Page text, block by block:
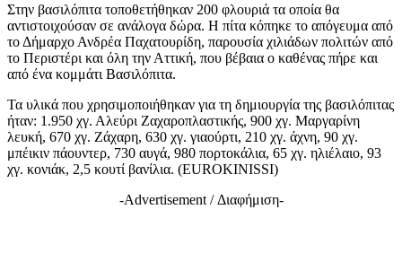
Στην βασιλόπιτα τοποθετήθηκαν 200 φλουριά τα οποία θα
αντιστοιχούσαν σε ανάλογα δώρα. Η πίτα κόπηκε το απόγευμα από
το Δήμαρχο Ανδρέα Παχατουρίδη, παρουσία χιλιάδων πολιτών από
το Περιστέρι και όλη την Αττική, που βέβαια ο καθένας πήρε και
από ένα κομμάτι Βασιλόπιτα.
Τα υλικά που χρησιμοποιήθηκαν για τη δημιουργία της βασιλόπιτας
ήταν: 1.950 χγ. Αλεύρι Ζαχαροπλαστικής, 900 χγ. Μαργαρίνη
λευκή, 670 χγ. Ζάχαρη, 630 χγ. γιαούρτι, 210 χγ. άχνη, 90 χγ.
μπέικιν πάουντερ, 730 αυγά, 980 πορτοκάλια, 65 χγ. ηλιέλαιο, 93
χγ. κονιάκ, 2,5 κουτί βανίλια. (EUROKINISSI)
-Advertisement / Διαφήμιση-